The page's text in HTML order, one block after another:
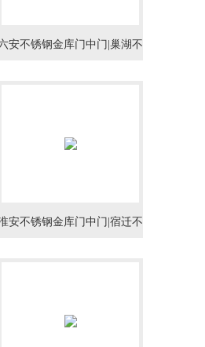
安不锈钢金库门中门|巢湖不
安不锈钢金库门中门|宿迁不